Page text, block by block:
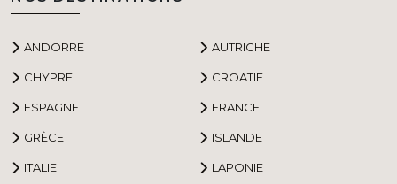
ANDORRE AUTRICHE
CHYPRE CROATIE
ESPAGNE FRANCE
GRÈCE ISLANDE
ITALIE LAPONIE